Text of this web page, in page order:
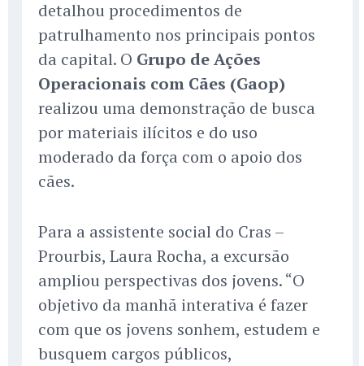
detalhou procedimentos de
patrulhamento nos principais pontos
da capital. O Grupo de Ações
Operacionais com Cães (Gaop)
realizou uma demonstração de busca
por materiais ilícitos e do uso
moderado da força com o apoio dos
cães.
Para a assistente social do Cras –
Prourbis, Laura Rocha, a excursão
ampliou perspectivas dos jovens. “O
objetivo da manhã interativa é fazer
com que os jovens sonhem, estudem e
busquem cargos públicos,